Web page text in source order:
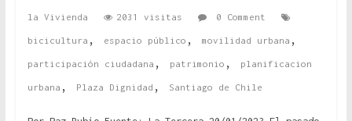
la Vivienda 2031 visitas 0 Comment
bicicultura , espacio público , movilidad urbana ,
participación ciudadana , patrimonio , planificacion
urbana , Plaza Dignidad , Santiago de Chile